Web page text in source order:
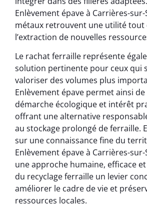
Enlèvement épave à Carrières-sur-
métaux retrouvent une utilité
l’extraction de nouvelles
Le rachat ferraille représente
solution pertinente pour ceux qui
valoriser des volumes plus
Enlèvement épave permet ainsi
démarche écologique et intérêt
offrant une alternative
au stockage prolongé de ferraille.
sur une connaissance fine du
Enlèvement épave à Carrières-
une approche humaine, efficace
du recyclage ferraille un levier
améliorer le cadre de vie et
ressources locales.